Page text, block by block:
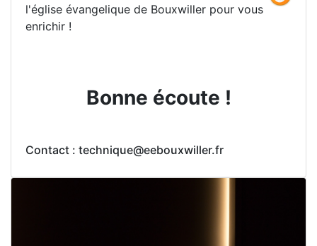
l'église évangelique de Bouxwiller pour vous
enrichir !
Bonne écoute !
Contact : technique@eebouxwiller.fr